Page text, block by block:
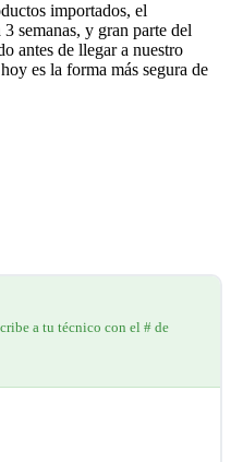
importados, el
semanas, y gran parte del
antes de llegar a nuestro
es la forma más segura de
a tu técnico con el # de